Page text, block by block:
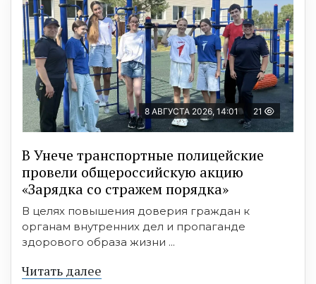
8 АВГУСТА 2026, 14:01 21
В Унече транспортные полицейские
провели общероссийскую акцию
«Зарядка со стражем порядка»
В целях повышения доверия граждан к
органам внутренних дел и пропаганде
здорового образа жизни ...
Читать далее